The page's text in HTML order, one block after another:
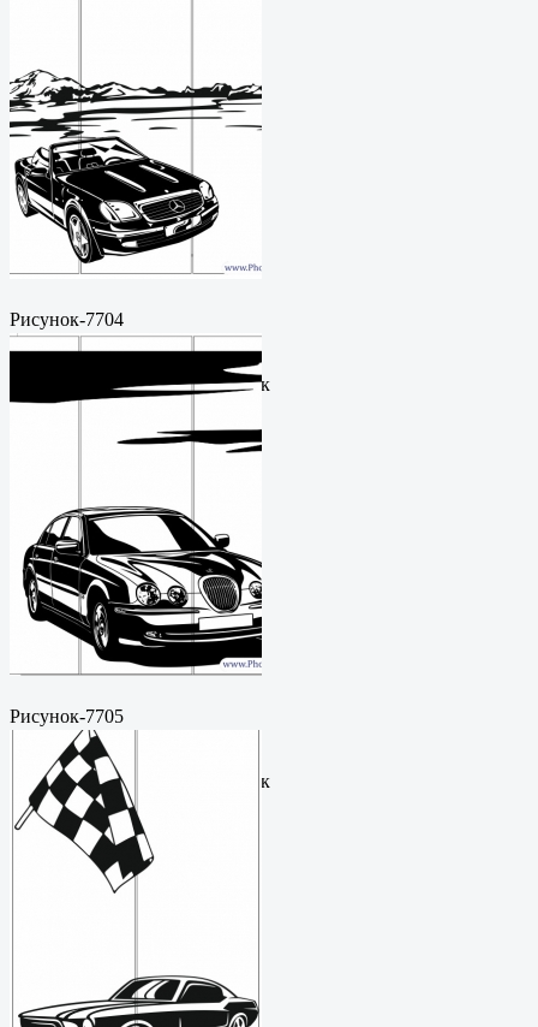
Рисунок-7704
Пескоструйный
рисунокФормат: cdrЦена: 200
руб.Метки: векторный рисунок
Рисунок-7705
Пескоструйный
рисунокФормат: cdrЦена: 200
руб.Метки: векторный рисунок